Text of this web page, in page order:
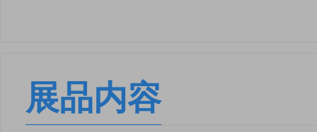
展品内容